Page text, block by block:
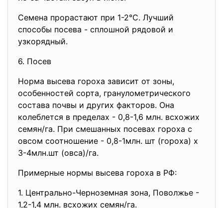
Семена прорастают при 1-2°С. Лучший
способы посева - сплошной рядовой и
узкорядный.
6. Посев
Норма высева гороха зависит от зоны,
особенностей сорта, гранулометрического
состава почвы и других факторов. Она
колеблется в пределах - 0,8-1,6 млн. всхожих
семян/га. При смешанных посевах гороха с
овсом соотношение - 0,8-1млн. шт (гороха) х
3-4млн.шт (овса)/га.
Примерные нормы высева гороха в РФ:
1. Центрально-Черноземная зона, Поволжье -
1,2-1,4 млн. всхожих семян/га.